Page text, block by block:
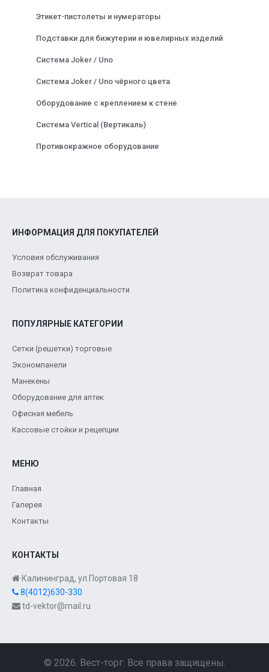
Этикет-пистолеты и нумераторы
Подставки для бижутерии и ювелирных изделий
Система Joker / Uno
Система Joker / Uno чёрного цвета
Оборудование с креплением к стене
Система Vertical (Вертикаль)
Противокражное оборудование
ИНФОРМАЦИЯ ДЛЯ ПОКУПАТЕЛЕЙ
Условия обслуживания
Возврат товара
Политика конфиденциальности
ПОПУЛЯРНЫЕ КАТЕГОРИИ
Сетки (решетки) торговые
Экономпанели
Манекены
Оборудование для аптек
Офисная мебель
Кассовые стойки и рецепции
МЕНЮ
Главная
Галерея
Контакты
КОНТАКТЫ
Калининград, ул.Портовая 18
8(4012)630-330
td-vektor@mail.ru
© 2026. Вест-торг. Все права защищены.